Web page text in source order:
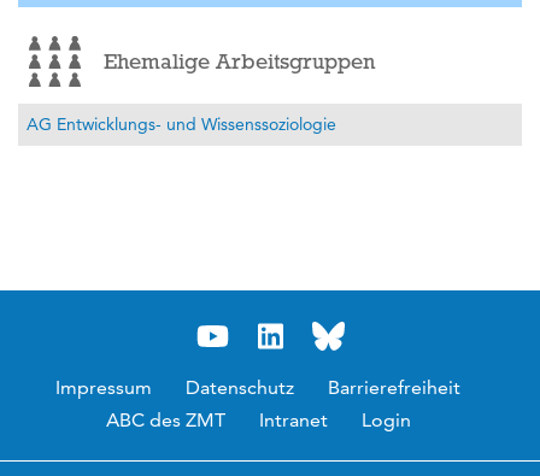
Ehemalige Arbeitsgruppen
AG Entwicklungs- und Wissenssoziologie
Impressum Datenschutz
Barrierefreiheit
ABC des ZMT
Intranet Login